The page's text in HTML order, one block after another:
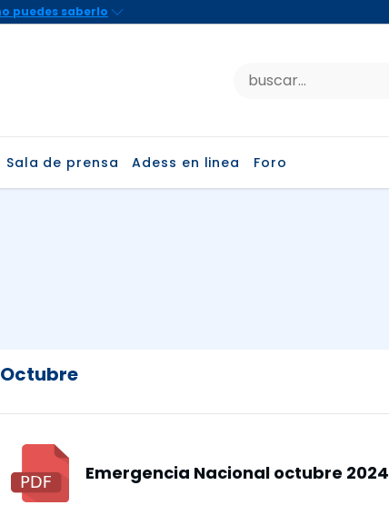
Sala de prensa Adess en linea Foro
Octubre
Emergencia Nacional octubre 2024